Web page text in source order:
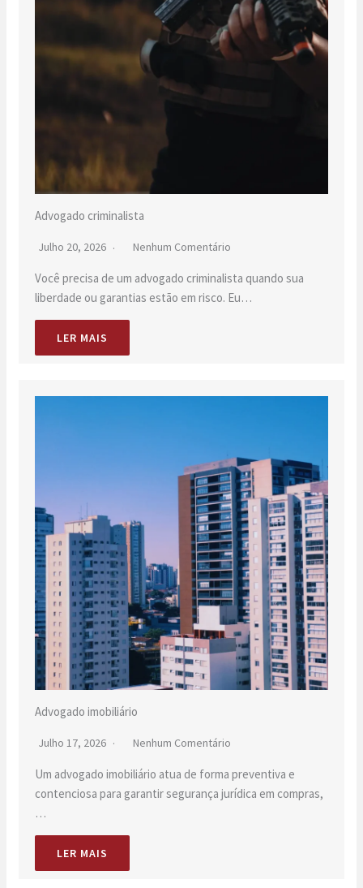
Advogado criminalista
Julho 20, 2026 Nenhum Comentário
Você precisa de um advogado criminalista quando sua
liberdade ou garantias estão em risco. Eu…
LER MAIS
Advogado imobiliário
Julho 17, 2026 Nenhum Comentário
Um advogado imobiliário atua de forma preventiva e
contenciosa para garantir segurança jurídica em compras,
…
LER MAIS